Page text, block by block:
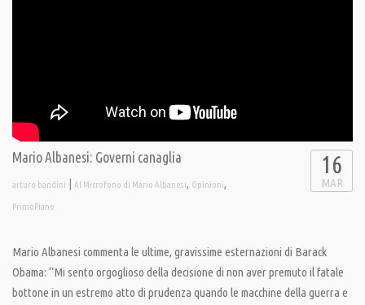
Mario Albanesi: Governi canaglia
arturo bandini | Al Microfono di Mario Albanesi, Opinioni,
PrimoPiano
16
MAR
Mario Albanesi commenta le ultime, gravissime esternazioni di Barack
Obama: “Mi sento orgoglioso della decisione di non aver premuto il fatale
bottone in un estremo atto di prudenza quando le macchine della guerra e